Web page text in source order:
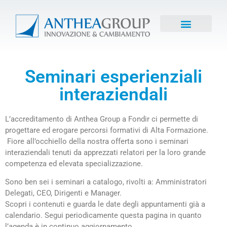
Seminari esperienziali
interaziendali
L’accreditamento di Anthea Group a Fondir ci permette di
progettare ed erogare percorsi formativi di Alta Formazione.
Fiore all’occhiello della nostra offerta sono i seminari
interaziendali tenuti da apprezzati relatori per la loro grande
competenza ed elevata specializzazione.
Sono ben sei i seminari a catalogo, rivolti a: Amministratori
Delegati, CEO, Dirigenti e Manager.
Scopri i contenuti e guarda le date degli appuntamenti già a
calendario. Segui periodicamente questa pagina in quanto